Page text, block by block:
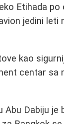
Etihada po
jedini
kao
centar
Abu Dabiju